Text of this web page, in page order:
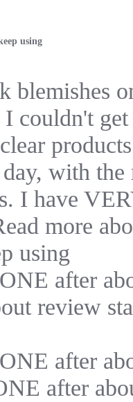
using
blemishes
couldn't
with
I have
more
using
after
review
after
after